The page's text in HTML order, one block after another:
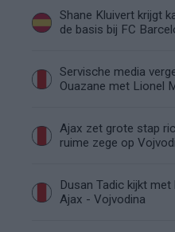
Shane Kluivert krijgt
de basis bij FC
Servische media
Ouazane met Lionel
Ajax zet grote stap
ruime zege op
Dusan Tadic kijkt
Ajax - Vojvodina